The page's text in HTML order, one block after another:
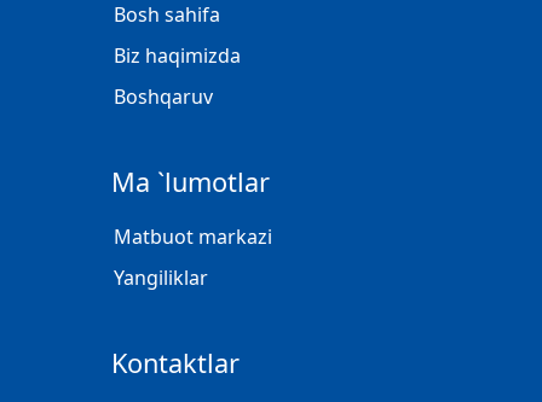
Bosh sahifa
Biz haqimizda
Boshqaruv
Ma `lumotlar
Matbuot markazi
Yangiliklar
Kontaktlar